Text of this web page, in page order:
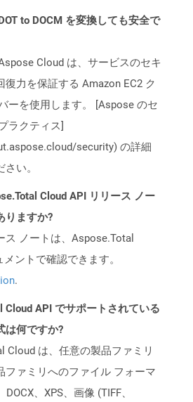
to DOCM を変換しても安全で
Cloud は、サービスのセキ
復力を保証する Amazon EC2 ク
ーを使用します。 [Aspose のセ
ラクティス]
security) の詳細
い。
Cloud API リリース ノー
りますか?
ス ノートは、Aspose.Total
ントで確認できます。
.
Cloud API でサポートされている
は何ですか?
Cloud は、任意の製品ファミリ
ファミリへのファイル フォーマ
DOCX、XPS、画像 (TIFF、